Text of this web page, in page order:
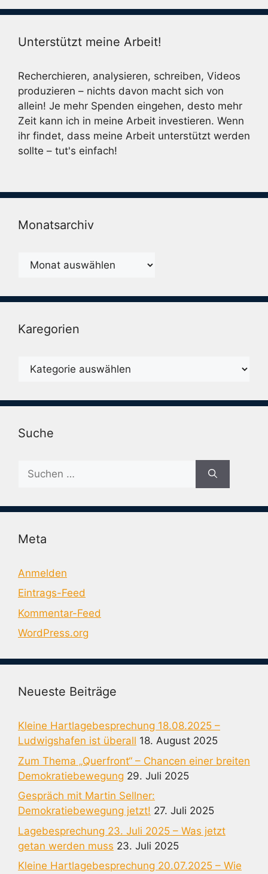
Unterstützt meine Arbeit!
Recherchieren, analysieren, schreiben, Videos
produzieren – nichts davon macht sich von
allein! Je mehr Spenden eingehen, desto mehr
Zeit kann ich in meine Arbeit investieren. Wenn
ihr findet, dass meine Arbeit unterstützt werden
sollte – tut's einfach!
Monatsarchiv
Monatsarchiv
Karegorien
Karegorien
Suche
nach:
Meta
Anmelden
Eintrags-Feed
Kommentar-Feed
WordPress.org
Neueste Beiträge
Kleine Hartlagebesprechung 18.08.2025 –
Ludwigshafen ist überall 18. August 2025
Zum Thema „Querfront“ – Chancen einer breiten
Demokratiebewegung 29. Juli 2025
Gespräch mit Martin Sellner:
Demokratiebewegung jetzt! 27. Juli 2025
Lagebesprechung 23. Juli 2025 – Was jetzt
getan werden muss 23. Juli 2025
Kleine Hartlagebesprechung 20.07.2025 – Wie